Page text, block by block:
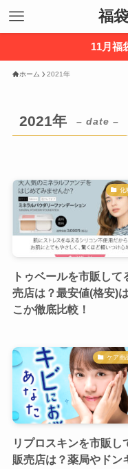
福
11月福
ホーム 2021年
2021年 – date –
化
トゥベールを市販して
売店は？最安値(格安)
こか徹底比較！
ケア商
リプロスキンを市販し
販売店は？薬局やドン